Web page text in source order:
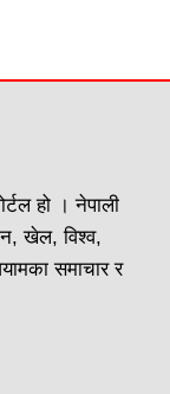
हो । नेपाली
खेल, विश्व,
समाचार र